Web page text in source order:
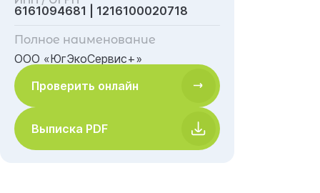
6161094681 | 1216100020718
Полное наименование
ООО «ЮгЭкоСервис+»
Проверить онлайн
Выписка PDF